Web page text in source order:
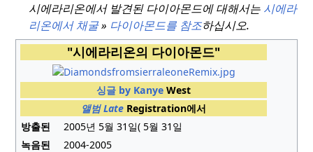
시에라리온에서 발견된 다이아몬드에 대해서는 시에라
리온에서 채굴» 다이아몬드를 참조하십시오.
"시에라리온의 다이아몬드"
싱글 by Kanye West
앨범 Late Registration에서
방출된
2005년 5월 31일( 5월 31일
녹음된
2004-2005